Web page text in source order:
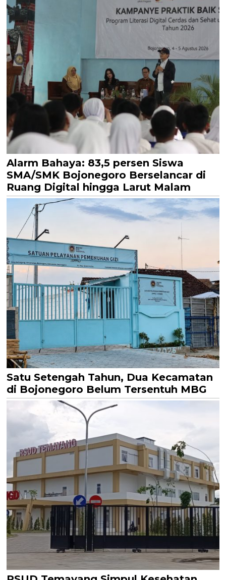
Alarm Bahaya: 83,5 persen Siswa
SMA/SMK Bojonegoro Berselancar di
Ruang Digital hingga Larut Malam
Satu Setengah Tahun, Dua Kecamatan
di Bojonegoro Belum Tersentuh MBG